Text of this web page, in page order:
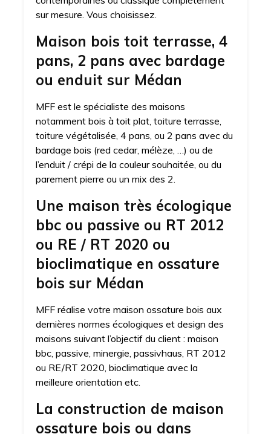
sur mesure. Vous choisissez.
Maison bois toit terrasse, 4
pans, 2 pans avec bardage
ou enduit sur Médan
MFF est le spécialiste des maisons
notamment bois à toit plat, toiture terrasse,
toiture végétalisée, 4 pans, ou 2 pans avec du
bardage bois (red cedar, mélèze, …) ou de
l’enduit / crépi de la couleur souhaitée, ou du
parement pierre ou un mix des 2.
Une maison très écologique
bbc ou passive ou RT 2012
ou RE / RT 2020 ou
bioclimatique en ossature
bois sur Médan
MFF réalise votre maison ossature bois aux
dernières normes écologiques et design des
maisons suivant l’objectif du client : maison
bbc, passive, minergie, passivhaus, RT 2012
ou RE/RT 2020, bioclimatique avec la
meilleure orientation etc.
La construction de maison
ossature bois ou dans